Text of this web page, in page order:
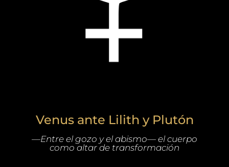
Venus ante Lilith y Plutón
—Entre el gozo y el abismo— el cuerpo
como altar de transformación